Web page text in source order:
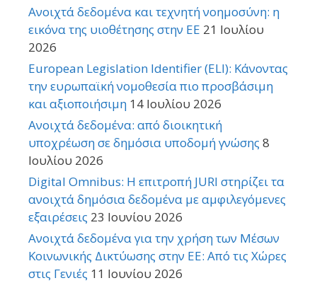
Ανοιχτά δεδομένα και τεχνητή νοημοσύνη: η
εικόνα της υιοθέτησης στην ΕΕ 21 Ιουλίου
2026
European Legislation Identifier (ELI): Κάνοντας
την ευρωπαϊκή νομοθεσία πιο προσβάσιμη
και αξιοποιήσιμη 14 Ιουλίου 2026
Ανοιχτά δεδομένα: από διοικητική
υποχρέωση σε δημόσια υποδομή γνώσης 8
Ιουλίου 2026
Digital Omnibus: Η επιτροπή JURI στηρίζει τα
ανοιχτά δημόσια δεδομένα με αμφιλεγόμενες
εξαιρέσεις 23 Ιουνίου 2026
Ανοιχτά δεδομένα για την χρήση των Μέσων
Κοινωνικής Δικτύωσης στην ΕΕ: Από τις Χώρες
στις Γενιές 11 Ιουνίου 2026